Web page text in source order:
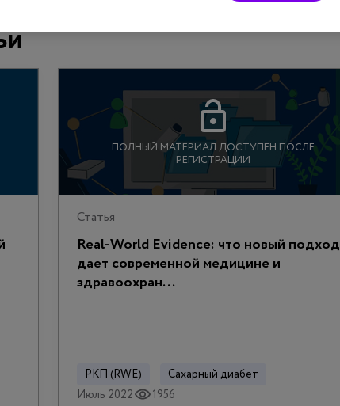
ПОЛНЫЙ МАТЕРИАЛ ДОСТУПЕН ПОСЛЕ
РЕГИСТРАЦИИ
Статья
Real-World Evidence: что новый подход
дает современной медицине и
здравоохран...
РКП (RWE)
Сахарный диабет
Июль 2022
1956